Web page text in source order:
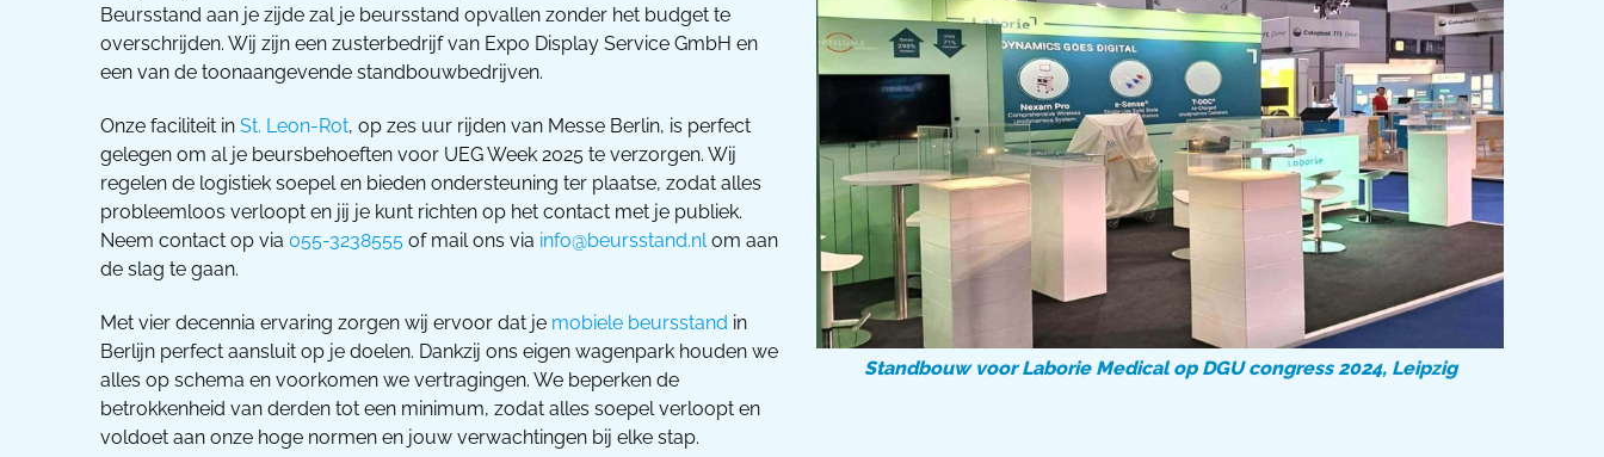
Beursstand aan je zijde zal je beursstand opvallen zonder het budget te
overschrijden. Wij zijn een zusterbedrijf van Expo Display Service GmbH en
een van de toonaangevende standbouwbedrijven.
Onze faciliteit in St. Leon-Rot, op zes uur rijden van Messe Berlin, is perfect
gelegen om al je beursbehoeften voor UEG Week 2025 te verzorgen. Wij
regelen de logistiek soepel en bieden ondersteuning ter plaatse, zodat alles
probleemloos verloopt en jij je kunt richten op het contact met je publiek.
Neem contact op via 055-3238555 of mail ons via info@beursstand.nlom aan
de slag te gaan.
Met vier decennia ervaring zorgen wij ervoor dat je mobiele beursstand in
Berlijn perfect aansluit op je doelen. Dankzij ons eigen wagenpark houden we
alles op schema en voorkomen we vertragingen. We beperken de
betrokkenheid van derden tot een minimum, zodat alles soepel verloopt en
voldoet aan onze hoge normen en jouw verwachtingen bij elke stap.
Standbouw voor Laborie Medical op DGU congress 2024, Leipzig